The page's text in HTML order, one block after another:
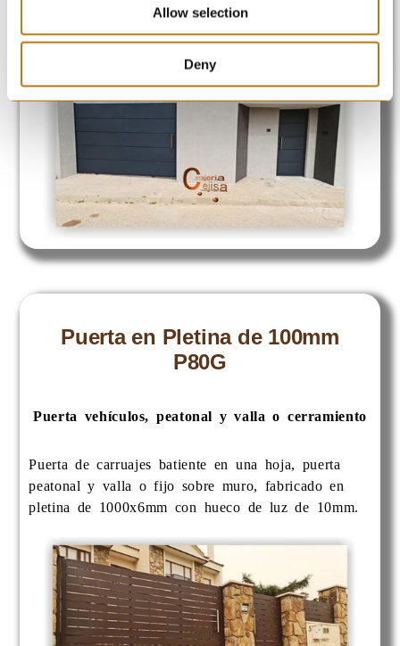
Allow selection
Deny
Puerta en Pletina de 100mm
P80G
Puerta vehículos, peatonal y valla o cerramiento
Puerta de carruajes batiente en una hoja, puerta
peatonal y valla o fijo sobre muro, fabricado en
pletina de 1000x6mm con hueco de luz de 10mm.